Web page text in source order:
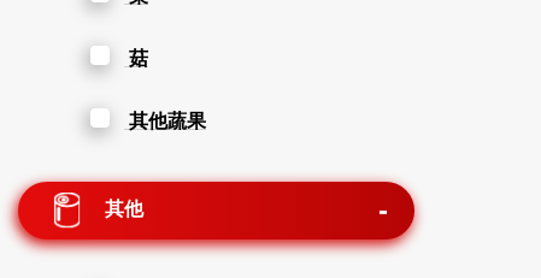
菇
其他蔬果
其他